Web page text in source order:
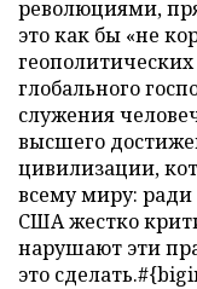
революциями,
это как бы «не
глобального
служения
высшего
цивилизации,
всему миру: ради
США жестко
нарушают эти
это